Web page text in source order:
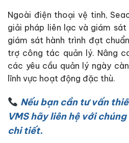
Ngoài điện thoại vệ tinh,
giải pháp liên lạc và giám
giám sát hành trình đạt
trợ công tác quản lý. Nâng
các yêu cầu quản lý ngày
lĩnh vực hoạt động đặc thù.
Nếu bạn cần tư vấn
VMS hãy liên hệ với
chi tiết.